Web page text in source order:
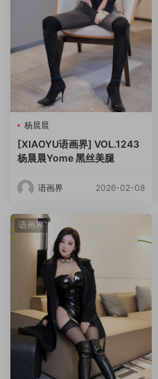
杨晨晨
[XIAOYU语画界] VOL.1243
杨晨晨Yome 黑丝美腿
语画界 2026-02-08
语画界